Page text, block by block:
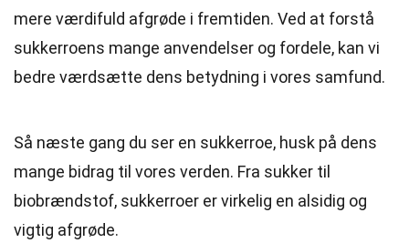
mere værdifuld afgrøde i fremtiden. Ved at forstå
sukkerroens mange anvendelser og fordele, kan vi
bedre værdsætte dens betydning i vores samfund.
Så næste gang du ser en sukkerroe, husk på dens
mange bidrag til vores verden. Fra sukker til
biobrændstof, sukkerroer er virkelig en alsidig og
vigtig afgrøde.